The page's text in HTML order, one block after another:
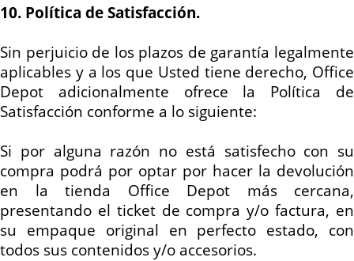
10. Política de Satisfacción.
Sin perjuicio de los plazos de garantía legalmente
aplicables y a los que Usted tiene derecho, Office
Depot adicionalmente ofrece la Política de
Satisfacción conforme a lo siguiente:
Si por alguna razón no está satisfecho con su
compra podrá por optar por hacer la devolución
en la tienda Office Depot más cercana,
presentando el ticketde compra y/o factura, en
su empaque original en perfecto estado, con
todos sus contenidos y/o accesorios.